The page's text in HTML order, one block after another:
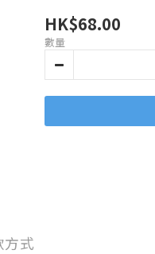
HK$68.00
數量
式